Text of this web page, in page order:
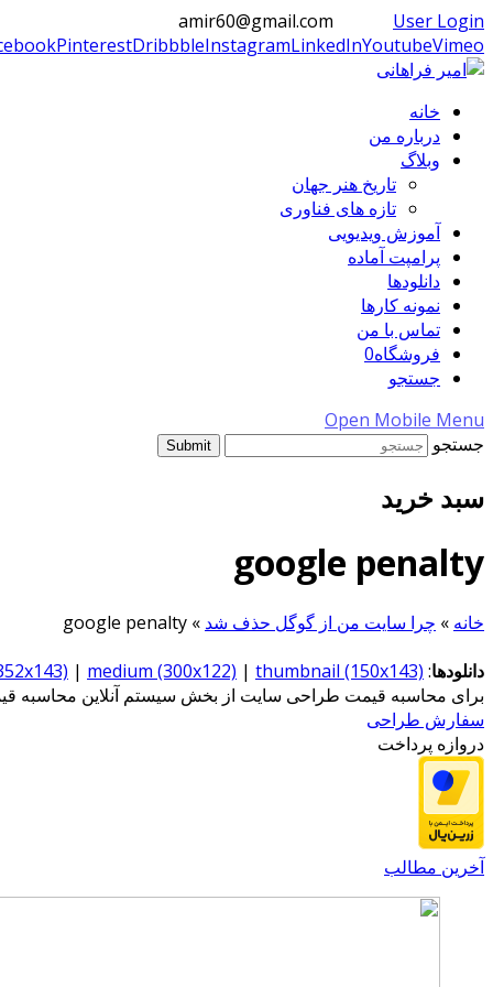
amir60@gmail.com
User Login
PinterestDribbbleInstagramLinkedInYoutubeVimeo
خانه
درباره من
وبلاگ
تاریخ هنر جهان
تازه های فناوری
آموزش ویدیویی
پرامپت آماده
دانلودها
نمونه کارها
تماس با من
فروشگاه0
جستجو
Open Mobile Menu
جستجو
Submit
سبد خرید
google penalty
خانه » چرا سایت من از گوگل حذف شد »
google penalty
دانلودها:
| medium (300x122) | thumbnail (150x143)
برای محاسبه قیمت طراحی سایت از بخش سیستم آنلاین محاسبه
سفارش طراحی
دروازه پرداخت
آخرین مطالب